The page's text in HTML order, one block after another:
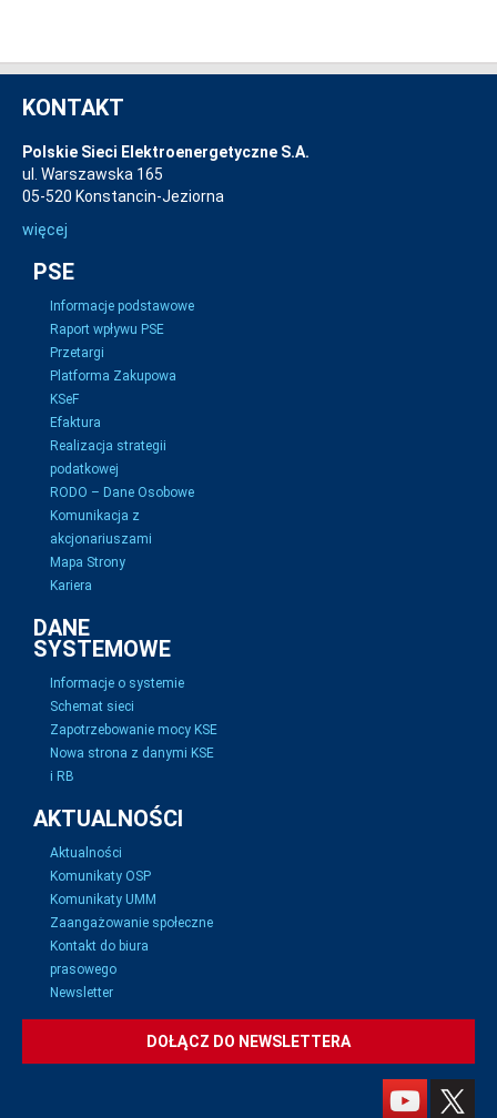
KONTAKT
Polskie Sieci Elektroenergetyczne S.A.
ul. Warszawska 165
05-520 Konstancin-Jeziorna
więcej
PSE
Informacje podstawowe
Raport wpływu PSE
Przetargi
Platforma Zakupowa
KSeF
Efaktura
Realizacja strategii
podatkowej
RODO – Dane Osobowe
Komunikacja z
akcjonariuszami
Mapa Strony
Kariera
DANE
SYSTEMOWE
Informacje o systemie
Schemat sieci
Zapotrzebowanie mocy KSE
Nowa strona z danymi KSE
i RB
AKTUALNOŚCI
Aktualności
Komunikaty OSP
Komunikaty UMM
Zaangażowanie społeczne
Kontakt do biura
prasowego
Newsletter
DOŁĄCZ DO NEWSLETTERA